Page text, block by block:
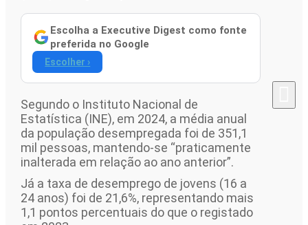
Escolha a Executive Digest como fonte
preferida no Google
Escolher ›
Segundo o Instituto Nacional de
Estatística (INE), em 2024, a média anual
da população desempregada foi de 351,1
mil pessoas, mantendo-se “praticamente
inalterada em relação ao ano anterior”.
Já a taxa de desemprego de jovens (16 a
24 anos) foi de 21,6%, representando mais
1,1 pontos percentuais do que o registado